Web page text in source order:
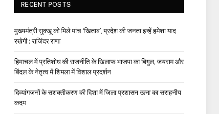
RECENT POSTS
मुख्यमंत्री सुक्खू को मिले पांच ‘खिताब’, प्रदेश की जनता इन्हें हमेशा याद
रखेगी : राजिंदर राणा
हिमाचल में प्रतिशोध की राजनीति के खिलाफ भाजपा का बिगुल, जयराम और
बिंदल के नेतृत्व में शिमला में विशाल प्रदर्शन
दिव्यांगजनों के सशक्तीकरण की दिशा में जिला प्रशासन ऊना का सराहनीय
कदम